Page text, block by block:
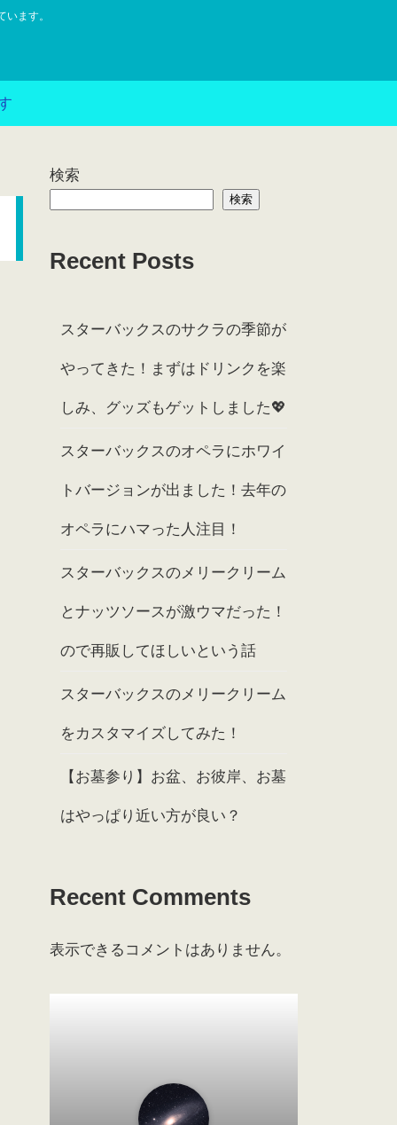
ます。
検索
検索
Recent Posts
スターバックスのサクラの季節が
やってきた！まずはドリンクを楽
しみ、グッズもゲットしました💖
スターバックスのオペラにホワイ
トバージョンが出ました！去年の
オペラにハマった人注目！
スターバックスのメリークリーム
とナッツソースが激ウマだった！
ので再販してほしいという話
スターバックスのメリークリーム
をカスタマイズしてみた！
【お墓参り】お盆、お彼岸、お墓
はやっぱり近い方が良い？
Recent Comments
表示できるコメントはありません。